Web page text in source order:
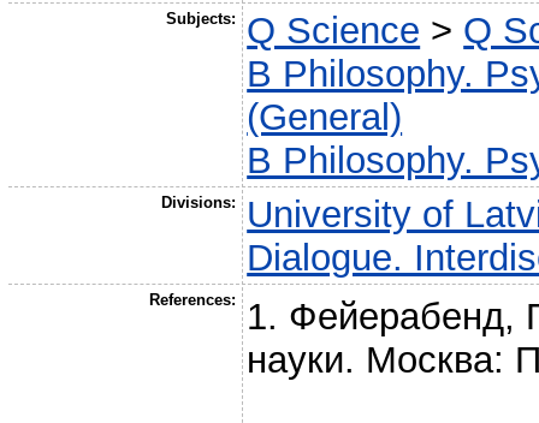
Subjects: Q Science > Q
B Philosophy.
(General)
B Philosophy.
Divisions:
University of
Dialogue.
References:
1. Фейерабенд,
науки. Москва: